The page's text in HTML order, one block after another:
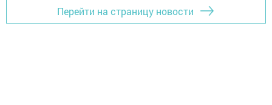
Перейти на страницу новости